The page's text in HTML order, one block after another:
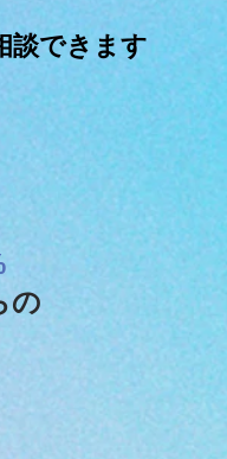
談できます
の